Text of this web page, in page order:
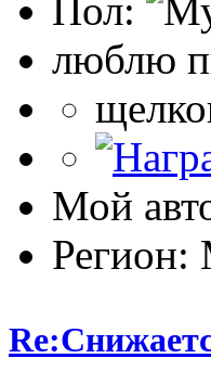
Пол:
люблю
Мой
Регион: